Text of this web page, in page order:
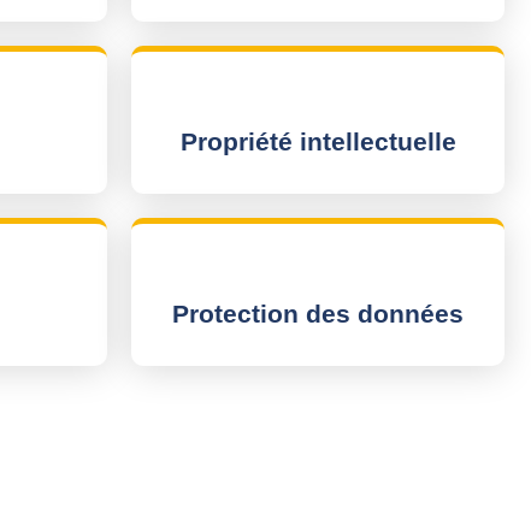
Propriété intellectuelle
Protection des données